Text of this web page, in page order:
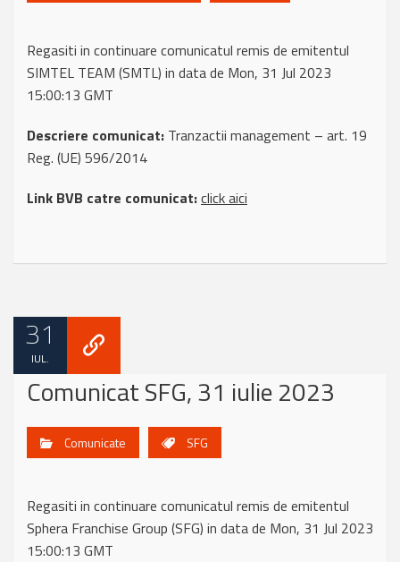
Regasiti in continuare comunicatul remis de emitentul
SIMTEL TEAM (SMTL) in data de Mon, 31 Jul 2023
15:00:13 GMT
Descriere comunicat: Tranzactii management – art. 19
Reg. (UE) 596/2014
Link BVB catre comunicat:click aici
31
IUL.
Comunicat SFG, 31 iulie 2023
Comunicate SFG
Regasiti in continuare comunicatul remis de emitentul
Sphera Franchise Group (SFG) in data de Mon, 31 Jul 2023
15:00:13 GMT